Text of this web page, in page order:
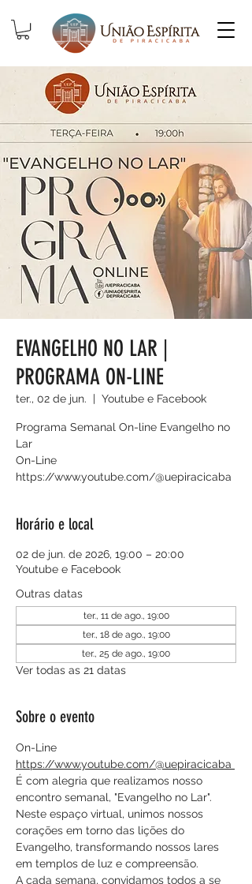
EVANGELHO NO LAR |
PROGRAMA ON-LINE
ter., 02 de jun.
  |
Youtube e Facebook
Programa Semanal On-line Evangelho no
Lar
On-Line
https://www.youtube.com/@uepiracicaba
Horário e local
02 de jun. de 2026, 19:00 – 20:00
Youtube e Facebook
Outras datas
ter., 11 de ago., 19:00
ter., 18 de ago., 19:00
ter., 25 de ago., 19:00
Ver todas as 21 datas
Sobre o evento
On-Line
https://www.youtube.com/@uepiracicaba
É com alegria que realizamos nosso
encontro semanal, "Evangelho no Lar".
Neste espaço virtual, unimos nossos
corações em torno das lições do
Evangelho, transformando nossos lares
em templos de luz e compreensão.
A cada semana, convidamos todos a se